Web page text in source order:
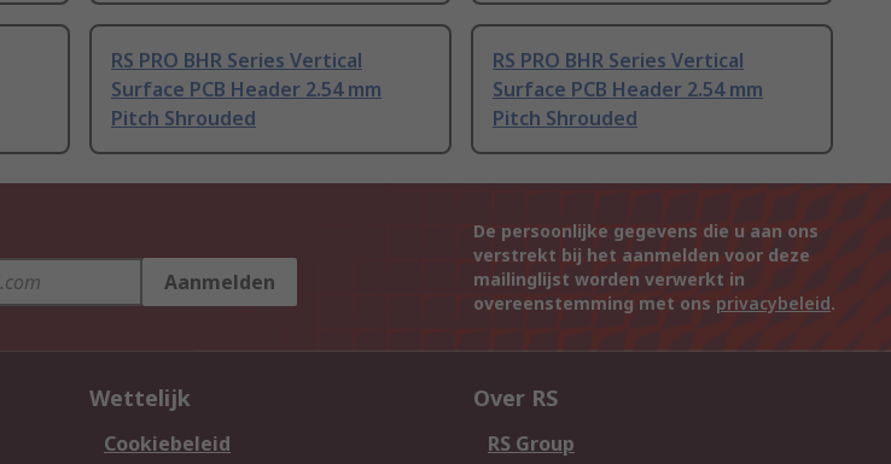
RS PRO BHR Series Vertical
Surface PCB Header 2.54 mm
Pitch Shrouded
RS PRO BHR Series Vertical
Surface PCB Header 2.54 mm
Pitch Shrouded
Aanmelden
De persoonlijke gegevens die u aan ons
verstrekt bij het aanmelden voor deze
mailinglijst worden verwerkt in
overeenstemming met ons privacybeleid.
Wettelijk
Cookiebeleid
Over RS
RS Group